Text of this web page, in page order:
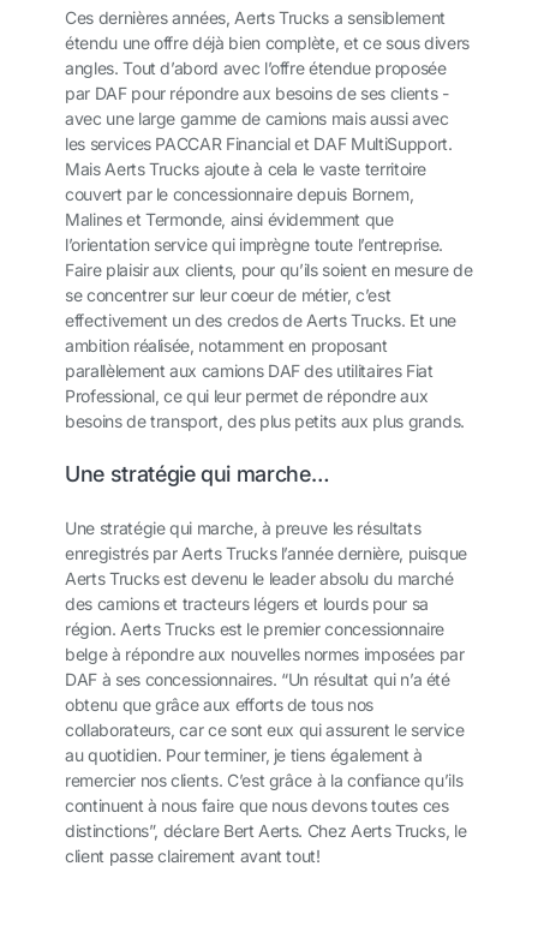
Ces dernières années, Aerts Trucks a sensiblement
étendu une offre déjà bien complète, et ce sous divers
angles. Tout d’abord avec l’offre étendue proposée
par DAF pour répondre aux besoins de ses clients -
avec une large gamme de camions mais aussi avec
les services PACCAR Financial et DAF MultiSupport.
Mais Aerts Trucks ajoute à cela le vaste territoire
couvert par le concessionnaire depuis Bornem,
Malines et Termonde, ainsi évidemment que
l’orientation service qui imprègne toute l’entreprise.
Faire plaisir aux clients, pour qu’ils soient en mesure de
se concentrer sur leur coeur de métier, c’est
effectivement un des credos de Aerts Trucks. Et une
ambition réalisée, notamment en proposant
parallèlement aux camions DAF des utilitaires Fiat
Professional, ce qui leur permet de répondre aux
besoins de transport, des plus petits aux plus grands.
Une stratégie qui marche…
Une stratégie qui marche, à preuve les résultats
enregistrés par Aerts Trucks l’année dernière, puisque
Aerts Trucks est devenu le leader absolu du marché
des camions et tracteurs légers et lourds pour sa
région. Aerts Trucks est le premier concessionnaire
belge à répondre aux nouvelles normes imposées par
DAF à ses concessionnaires. “Un résultat qui n’a été
obtenu que grâce aux efforts de tous nos
collaborateurs, car ce sont eux qui assurent le service
au quotidien. Pour terminer, je tiens également à
remercier nos clients. C’est grâce à la confiance qu’ils
continuent à nous faire que nous devons toutes ces
distinctions”, déclare Bert Aerts. Chez Aerts Trucks, le
client passe clairement avant tout!